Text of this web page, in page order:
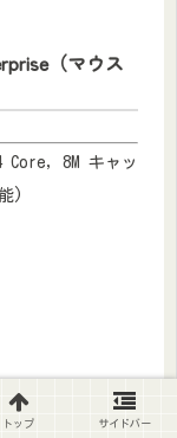
（マウス
Core, 8M キャッ
)
トップ サイドバー